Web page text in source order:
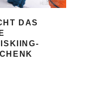
DAS